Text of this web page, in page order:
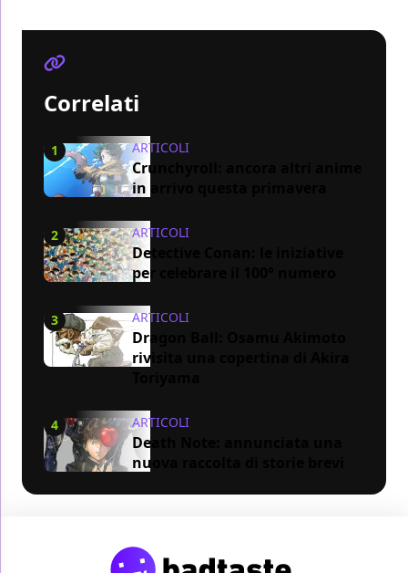
Correlati
1 ARTICOLI
Crunchyroll: ancora altri anime
in arrivo questa primavera
2 ARTICOLI
Detective Conan: le iniziative
per celebrare il 100° numero
3 ARTICOLI
Dragon Ball: Osamu Akimoto
rivisita una copertina di Akira
4 ARTICOLI
Death Note: annunciata una
nuova raccolta di storie brevi